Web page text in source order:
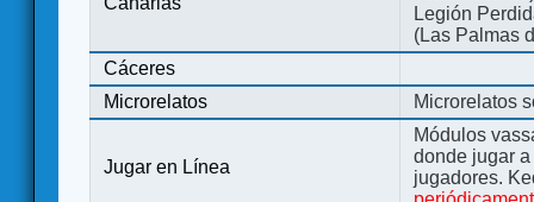
Legión
(Las Palmas
Cáceres
Microrelatos
Microrelatos
Jugar en Línea
Módulos
donde jugar
jugadores.